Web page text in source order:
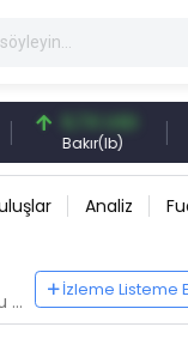
6,74 USD
Bakır(lb)
Analiz
İzleme Listeme